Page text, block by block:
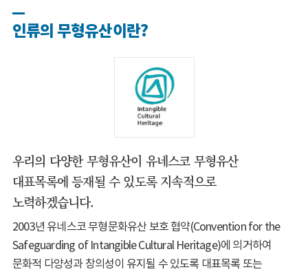
인류의 무형유산이란?
우리의 다양한 무형유산이 유네스코 무형유산
대표목록에 등재될 수 있도록 지속적으로
노력하겠습니다.
2003년 유네스코 무형문화유산 보호 협약(Convention for the
Safeguarding of Intangible Cultural Heritage)에 의거하여
문화적 다양성과 창의성이 유지될 수 있도록 대표목록 또는